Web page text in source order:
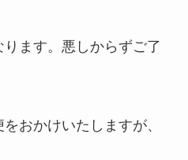
ます。悪しからずご了
おかけいたしますが、